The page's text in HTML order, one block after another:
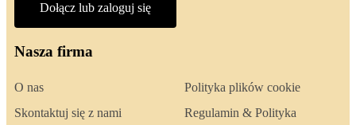
Dołącz lub zaloguj się
Nasza firma
O nas
Skontaktuj się z nami
Polityka plików cookie
Regulamin & Polityka